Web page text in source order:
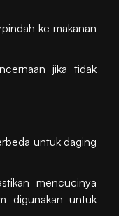
ke makanan
jika tidak
untuk daging
mencucinya
digunakan untuk